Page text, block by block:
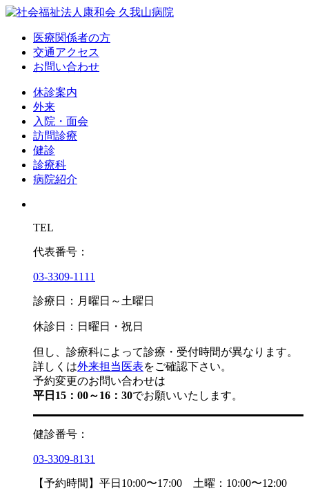
医療関係者の方
交通アクセス
お問い合わせ
休診案内
外来
入院・面会
訪問診療
健診
診療科
病院紹介
TEL
代表番号：
03-3309-1111
診療日：月曜日～土曜日
休診日：日曜日・祝日
但し、診療科によって診療・受付時間が異なります。
詳しくは外来担当医表をご確認下さい。
予約変更のお問い合わせは
平日15：00～16：30でお願いいたします。
健診番号：
03-3309-8131
【予約時間】平日10:00〜17:00 土曜：10:00〜12:00